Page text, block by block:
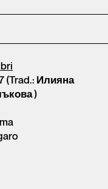
(Trad.: Илияна
)